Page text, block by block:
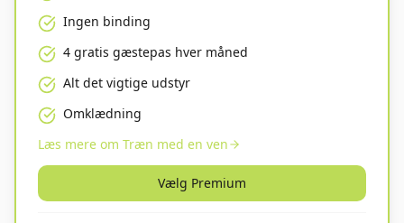
Ingen binding
4 gratis gæstepas hver måned
Alt det vigtige udstyr
Omklædning
Læs mere om Træn med en ven
Vælg Premium